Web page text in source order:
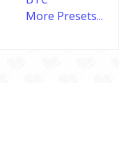
More Presets...